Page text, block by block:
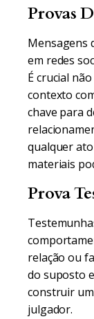
Provas
Mensagens
em redes
É crucial
contexto
chave para
qualquer
materiais
Prova
relação ou
do suposto
construir
julgador.